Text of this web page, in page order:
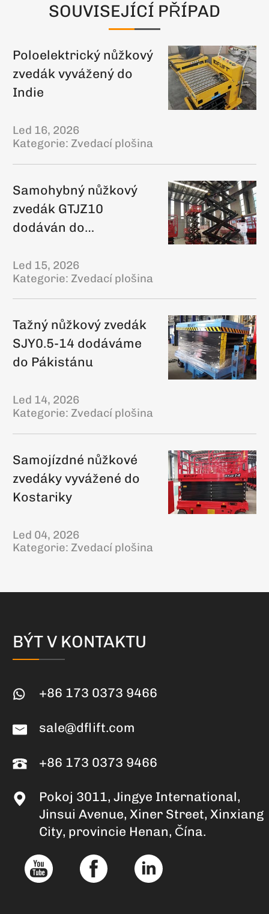
SOUVISEJÍCÍ PŘÍPAD
Poloelektrický nůžkový
zvedák vyvážený do
Indie
Led 16, 2026
Kategorie:Zvedací plošina
Samohybný nůžkový
zvedák GTJZ10
dodáván do
Led 15, 2026
Kategorie: Zvedací plošina
Tažný nůžkový zvedák
SJY0.5-14 dodáváme
do Pákistánu
Led 14, 2026
Kategorie:Zvedací plošina
Samojízdné nůžkové
zvedáky vyvážené do
Kostariky
Led 04, 2026
Kategorie:Zvedací plošina
BÝT V KONTAKTU
+86 173 0373 9466
sale@dflift.com
+86 173 0373 9466
Pokoj 3011, Jingye International,
Jinsui Avenue, Xiner Street, Xinxiang
City, provincie Henan, Čína.